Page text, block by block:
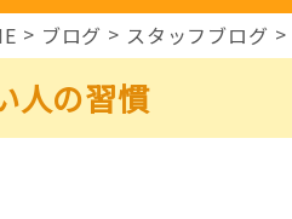
ブログ スタッフブログ
人の習慣